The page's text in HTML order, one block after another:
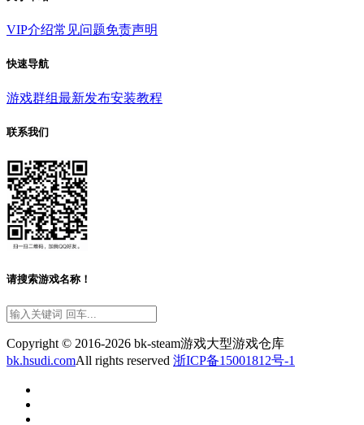
VIP介绍常见问题免责声明
快速导航
游戏群组最新发布安装教程
联系我们
请搜索游戏名称！
Copyright © 2016-2026 bk-steam游戏大型游戏仓库
bk.hsudi.comAll rights reserved 浙ICP备15001812号-1